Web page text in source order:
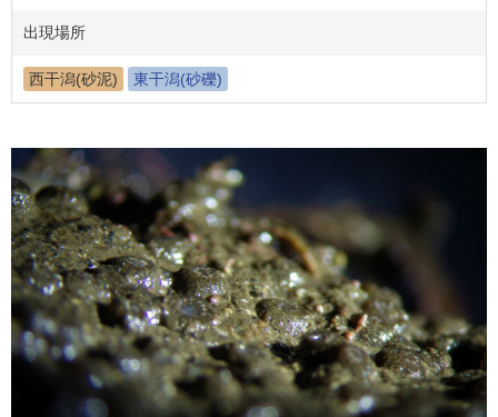
出現場所
西干潟(砂泥) 東干潟(砂礫)